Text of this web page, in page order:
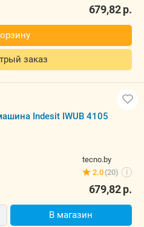
newton
5.0(38) i
р.
tecno.by
2.0(20) i
679,82 р.